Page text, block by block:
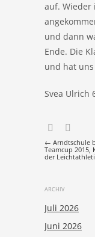
auf. Wieder
und dann
Ende. Die
und hat
Svea Ulrich
← Arndtschule
Teamcup 2015,
der
ARCHIV
Juli 2026
Juni 2026